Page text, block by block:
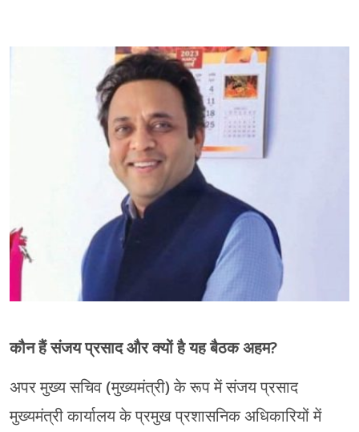
कौन हैं संजय प्रसाद और क्यों है यह बैठक अहम?
अपर मुख्य सचिव (मुख्यमंत्री) के रूप में संजय प्रसाद
मुख्यमंत्री कार्यालय के प्रमुख प्रशासनिक अधिकारियों में